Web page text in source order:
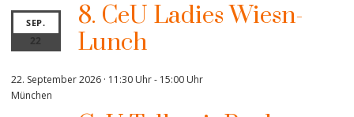
SEP.
22
8. CeU Ladies Wiesn-
Lunch
22. September 2026 · 11:30 Uhr- 15:00 Uhr
München